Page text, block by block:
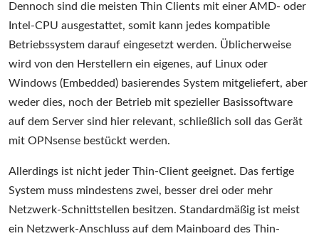
Dennoch sind die meisten Thin Clients mit einer AMD- oder
Intel-CPU ausgestattet, somit kann jedes kompatible
Betriebssystem darauf eingesetzt werden. Üblicherweise
wird von den Herstellern ein eigenes, auf Linux oder
Windows (Embedded) basierendes System mitgeliefert, aber
weder dies, noch der Betrieb mit spezieller Basissoftware
auf dem Server sind hier relevant, schließlich soll das Gerät
mit OPNsense bestückt werden.
Allerdings ist nicht jeder Thin-Client geeignet. Das fertige
System muss mindestens zwei, besser drei oder mehr
Netzwerk-Schnittstellen besitzen. Standardmäßig ist meist
ein Netzwerk-Anschluss auf dem Mainboard des Thin-